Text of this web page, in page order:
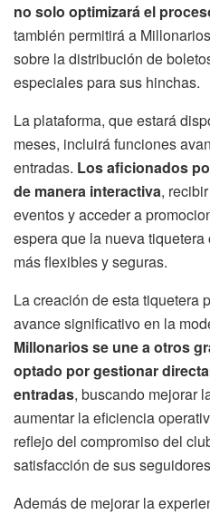
no solo optimizará el
también permitirá a
sobre la distribución de
especiales para sus hinchas.
La plataforma, que estará
meses, incluirá funciones
entradas. Los aficionados
de manera interactiva,
eventos y acceder a
espera que la nueva
más flexibles y seguras.
La creación de esta tiquetera
avance significativo en la
Millonarios se une a otros
optado por gestionar
entradas, buscando mejorar
aumentar la eficiencia
reflejo del compromiso del
satisfacción de sus
Además de mejorar la